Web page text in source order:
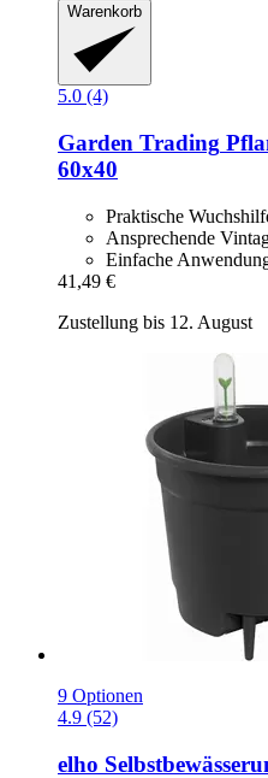
Warenkorb
5.0 (4)
Garden Trading
60x40
Praktische
Ansprechende
Einfache
41,49 €
Zustellung bis 12. August
9 Optionen
4.9 (52)
elho